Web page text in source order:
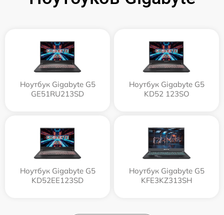
Ноутбук Gigabyte G5
GE51RU213SD
Ноутбук Gigabyte G5
KD52 123SO
Ноутбук Gigabyte G5
KD52EE123SD
Ноутбук Gigabyte G5
KFE3KZ313SH